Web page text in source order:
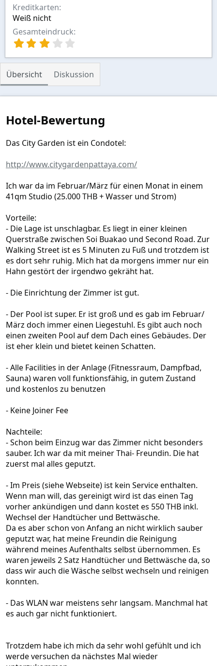
Kreditkarten
Weiß nicht
Gesamteindruck
0
0
S
t
e
n
(
)
Übersicht Diskussion
Hotel-Bewertung
Das City Garden ist ein Condotel:
http://www.citygardenpattaya.com/
Ich war da im Februar/März für einen Monat in einem
41qm Studio (25.000 THB + Wasser und Strom)
Vorteile:
- Die Lage ist unschlagbar. Es liegt in einer kleinen
Querstraße zwischen Soi Buakao und Second Road. Zur
Walking Street ist es 5 Minuten zu Fuß und trotzdem ist
es dort sehr ruhig. Mich hat da morgens immer nur ein
Hahn gestört der irgendwo gekräht hat.
- Die Einrichtung der Zimmer ist gut.
- Der Pool ist super. Er ist groß und es gab im Februar/
März doch immer einen Liegestuhl. Es gibt auch noch
einen zweiten Pool auf dem Dach eines Gebäudes. Der
ist eher klein und bietet keinen Schatten.
- Alle Facilities in der Anlage (Fitnessraum, Dampfbad,
Sauna) waren voll funktionsfähig, in gutem Zustand
und kostenlos zu benutzen
- Keine Joiner Fee
Nachteile:
- Schon beim Einzug war das Zimmer nicht besonders
sauber. Ich war da mit meiner Thai- Freundin. Die hat
zuerst mal alles geputzt.
- Im Preis (siehe Webseite) ist kein Service enthalten.
Wenn man will, das gereinigt wird ist das einen Tag
vorher ankündigen und dann kostet es 550 THB inkl.
Wechsel der Handtücher und Bettwäsche.
Da es aber schon von Anfang an nicht wirklich sauber
geputzt war, hat meine Freundin die Reinigung
während meines Aufenthalts selbst übernommen. Es
waren jeweils 2 Satz Handtücher und Bettwäsche da, so
dass wir auch die Wäsche selbst wechseln und reinigen
konnten.
- Das WLAN war meistens sehr langsam. Manchmal hat
es auch gar nicht funktioniert.
Trotzdem habe ich mich da sehr wohl gefühlt und ich
werde versuchen da nächstes Mal wieder